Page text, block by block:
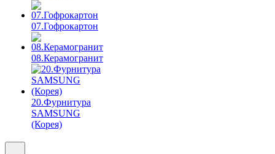
07.Гофрокартон
08.Керамогранит
20.Фурнитура
SAMSUNG
(Корея)